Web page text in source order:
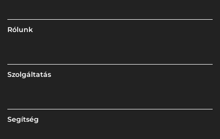
Rólunk
Szolgáltatás
Segítség